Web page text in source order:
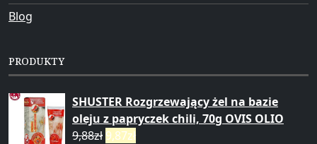
Blog
PRODUKTY
SHUSTER Rozgrzewający żel na bazie
oleju z papryczek chili, 70g OVIS OLIO
9,88zł 9,87zł